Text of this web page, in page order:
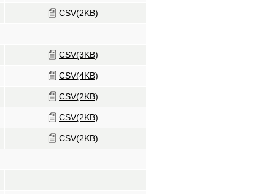
CSV(2KB)
CSV(3KB)
CSV(4KB)
CSV(2KB)
CSV(2KB)
CSV(2KB)